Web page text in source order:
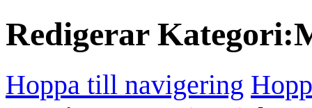
Redigerar
Hoppa till navigering